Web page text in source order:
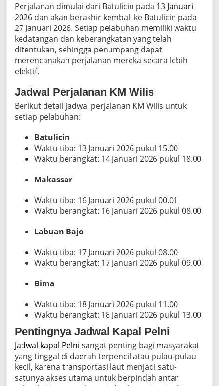
Perjalanan dimulai dari Batulicin pada 13 Januari
2026 dan akan berakhir kembali ke Batulicin pada
27 Januari 2026. Setiap pelabuhan memiliki waktu
kedatangan dan keberangkatan yang telah
ditentukan, sehingga penumpang dapat
merencanakan perjalanan mereka secara lebih
efektif.
Jadwal Perjalanan KM Wilis
Berikut detail jadwal perjalanan KM Wilis untuk
setiap pelabuhan:
Batulicin
Waktu tiba: 13 Januari 2026 pukul 15.00
Waktu berangkat: 14 Januari 2026 pukul 18.00
Makassar
Waktu tiba: 16 Januari 2026 pukul 00.01
Waktu berangkat: 16 Januari 2026 pukul 08.00
Labuan Bajo
Waktu tiba: 17 Januari 2026 pukul 08.00
Waktu berangkat: 17 Januari 2026 pukul 09.00
Bima
Waktu tiba: 18 Januari 2026 pukul 11.00
Waktu berangkat: 18 Januari 2026 pukul 13.00
Pentingnya Jadwal Kapal Pelni
Jadwal kapal Pelni sangat penting bagi masyarakat
yang tinggal di daerah terpencil atau pulau-pulau
kecil, karena transportasi laut menjadi satu-
satunya akses utama untuk berpindah antar